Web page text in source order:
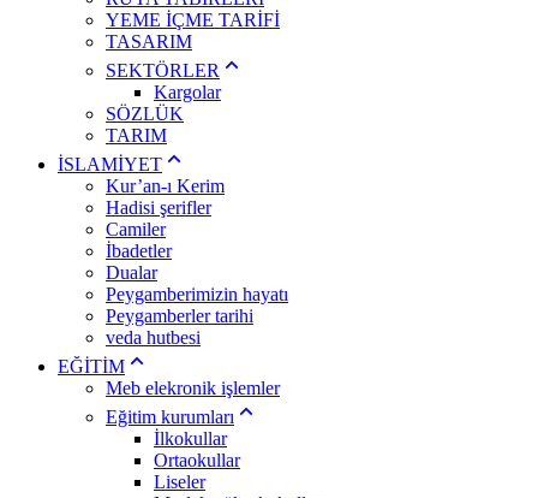
YEME İÇME TARİFİ
TASARIM
SEKTÖRLER
Kargolar
SÖZLÜK
TARIM
İSLAMİYET
Kur’an-ı Kerim
Hadisi şerifler
Camiler
İbadetler
Dualar
Peygamberimizin hayatı
Peygamberler tarihi
veda hutbesi
EĞİTİM
Meb elekronik işlemler
Eğitim kurumları
İlkokullar
Ortaokullar
Liseler